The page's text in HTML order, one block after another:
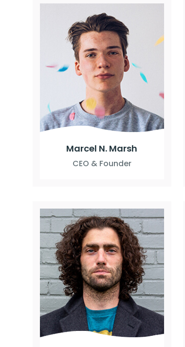
Marcel N. Marsh
CEO & Founder